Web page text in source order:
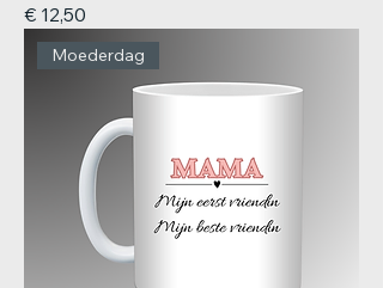
Prijs
€ 12,50
Moederdag